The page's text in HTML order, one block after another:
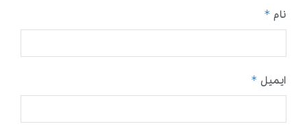
نام *
ایمیل *